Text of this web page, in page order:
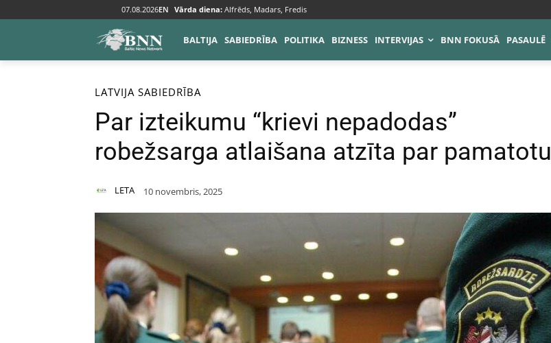
07.08.2026EN Vārda diena: Alfrēds, Madars, Fredis
BALTIJA SABIEDRĪBA POLITIKA BIZNESS INTERVIJAS BNN FOKUSĀ PASAULĒ
Sākums Baltija Latvija
LATVIJA SABIEDRĪBA
Par izteikumu “krievi nepadodas”
robežsarga atlaišana atzīta par pamatotu
LETA 10 novembris, 2025